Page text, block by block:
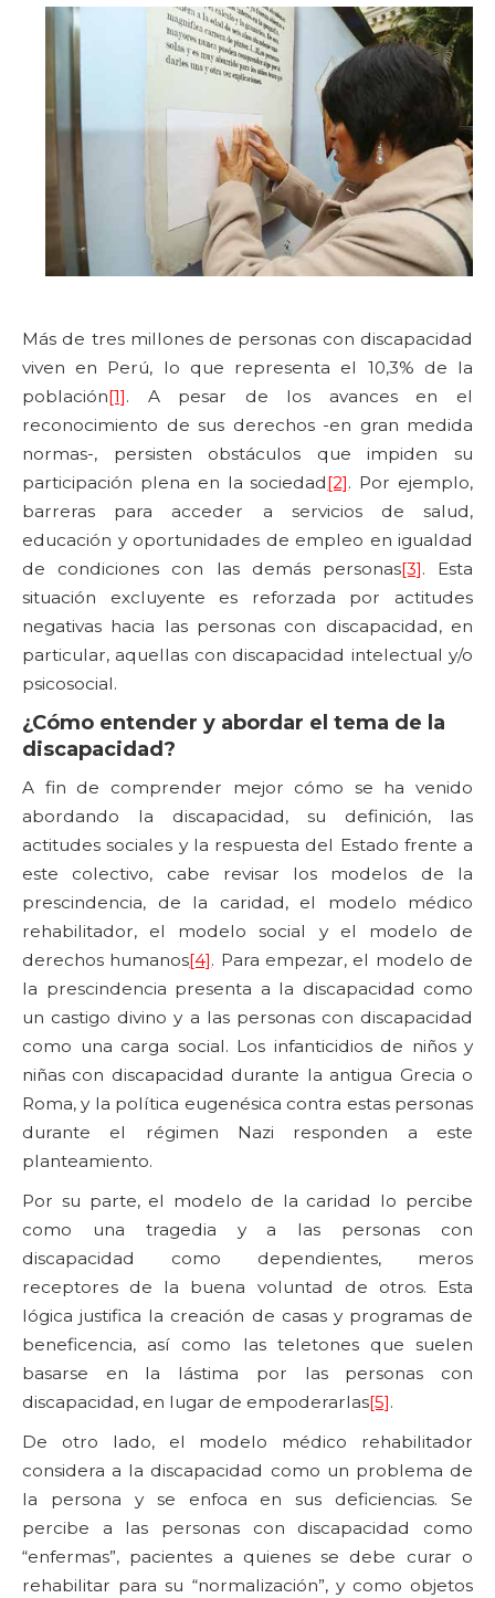
Más de tres millones de personas con discapacidad
viven en Perú, lo que representa el 10,3% de la
población[1]. A pesar de los avances en el
reconocimiento de sus derechos -en gran medida
normas-, persisten obstáculos que impiden su
participación plena en la sociedad[2]. Por ejemplo,
barreras para acceder a servicios de salud,
educación y oportunidades de empleo en igualdad
de condiciones con las demás personas[3]. Esta
situación excluyente es reforzada por actitudes
negativas hacia las personas con discapacidad, en
particular, aquellas con discapacidad intelectual y/o
psicosocial.
¿Cómo entender y abordar el tema de la
discapacidad?
A fin de comprender mejor cómo se ha venido
abordando la discapacidad, su definición, las
actitudes sociales y la respuesta del Estado frente a
este colectivo, cabe revisar los modelos de la
prescindencia, de la caridad, el modelo médico
rehabilitador, el modelo social y el modelo de
derechos humanos[4]. Para empezar, el modelo de
la prescindencia presenta a la discapacidad como
un castigo divino y a las personas con discapacidad
como una carga social. Los infanticidios de niños y
niñas con discapacidad durante la antigua Grecia o
Roma, y la política eugenésica contra estas personas
durante el régimen Nazi responden a este
planteamiento.
Por su parte, el modelo de la caridad lo percibe
como una tragedia y a las personas con
discapacidad como dependientes, meros
receptores de la buena voluntad de otros. Esta
lógica justifica la creación de casas y programas de
beneficencia, así como las teletones que suelen
basarse en la lástima por las personas con
discapacidad, en lugar de empoderarlas[5].
De otro lado, el modelo médico rehabilitador
considera a la discapacidad como un problema de
la persona y se enfoca en sus deficiencias. Se
percibe a las personas con discapacidad como
“enfermas”, pacientes a quienes se debe curar o
rehabilitar para su “normalización”, y como objetos